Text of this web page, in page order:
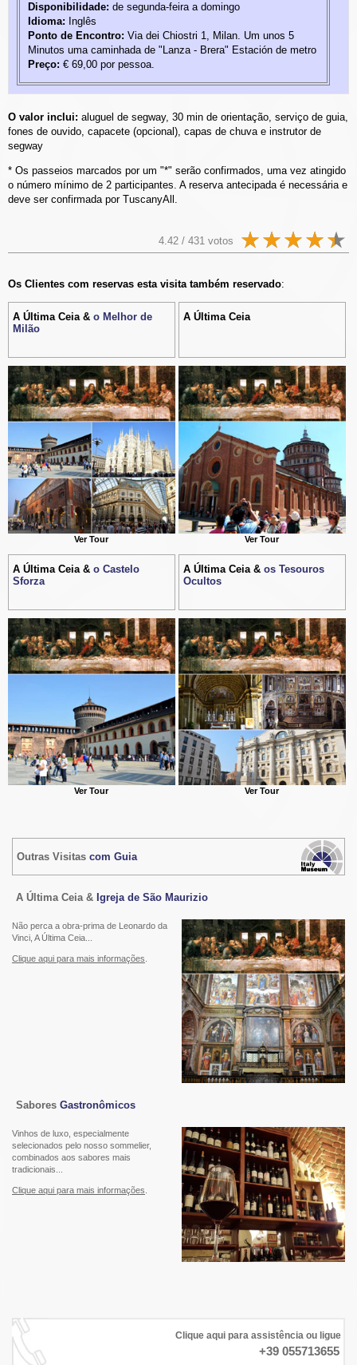
Disponibilidade: de segunda-feira a domingo
Idioma: Inglês
Ponto de Encontro: Via dei Chiostri 1, Milan. Um unos 5
Minutos uma caminhada de "Lanza - Brera" Estación de metro
Preço: € 69,00 por pessoa.
O valor inclui: aluguel de segway, 30 min de orientação, serviço de guia,
fones de ouvido, capacete (opcional), capas de chuva e instrutor de
segway
* Os passeios marcados por um "*" serão confirmados, uma vez atingido
o número mínimo de 2 participantes. A reserva antecipada é necessária e
deve ser confirmada por TuscanyAll.
4.42 / 431 votos
Os Clientes com reservas esta visita também reservado:
A Última Ceia & o Melhor de
Milão
Ver Tour
A Última Ceia
Ver Tour
A Última Ceia & o Castelo
Sforza
Ver Tour
A Última Ceia & os Tesouros
Ocultos
Ver Tour
Outras Visitas com Guia
A Última Ceia & Igreja de São Maurizio
Não perca a obra-prima de Leonardo da
Vinci, A Última Ceia...
Clique aqui para mais informações.
Sabores Gastronômicos
Vinhos de luxo, especialmente
selecionados pelo nosso sommelier,
combinados aos sabores mais
tradicionais...
Clique aqui para mais informações
Clique aqui para assistência ou ligue
+39 055713655